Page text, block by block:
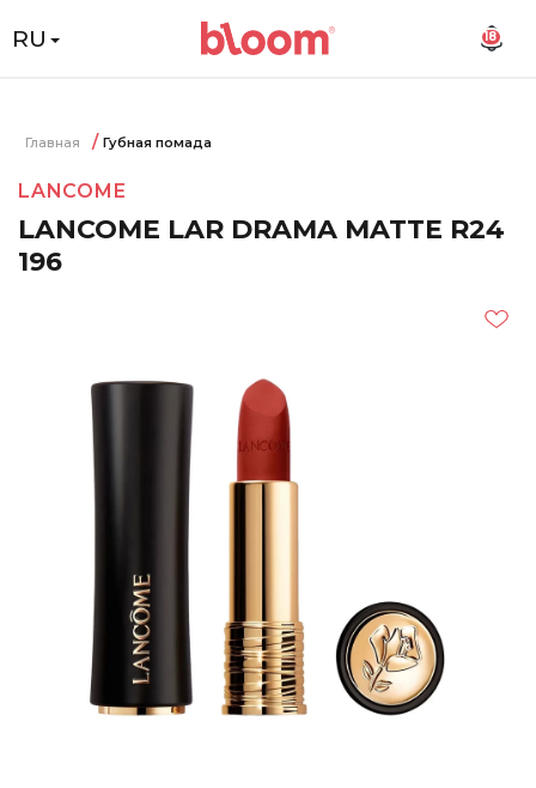
RU 18
Главная Губная помада
LANCOME
LANCOME LAR DRAMA MATTE R24
196